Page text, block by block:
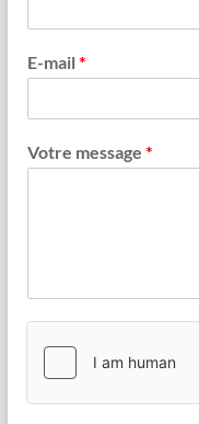
E-mail*
Votre message *